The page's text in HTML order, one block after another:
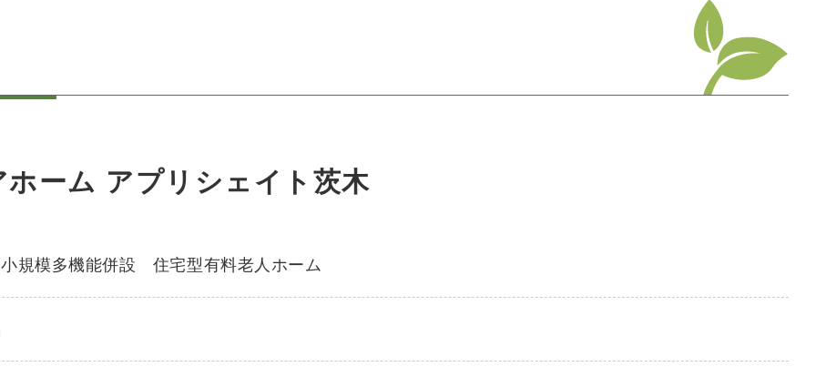
ーム アプリシェイト茨木
規模多機能併設 住宅型有料老人ホーム